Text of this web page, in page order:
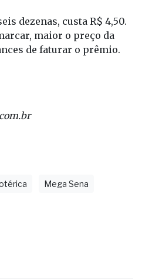
dezenas, custa R$ 4,50.
maior o preço da
de faturar o prêmio.
Mega Sena